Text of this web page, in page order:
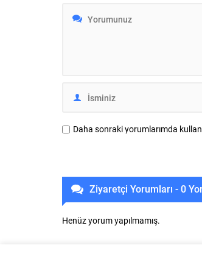
tekrarlamak için piste çıkacak.
tek engelli kadın ralli pilotu...
Daha sonraki yorumlarımda
Ziyaretçi Yorumları - 0
Henüz yorum yapılmamış.